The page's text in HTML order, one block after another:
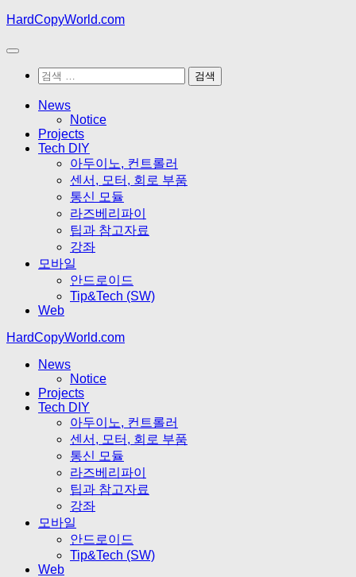
Skip
content
HardCopyWorld.com
검
News
Notice
Projects
Tech DIY
아두이노, 컨트롤러
센서, 모터, 회로 부품
통신 모듈
라즈베리파이
팁과 참고자료
강좌
모바일
안드로이드
Tip&Tech (SW)
Web
HardCopyWorld.com
News
Notice
Projects
Tech DIY
아두이노, 컨트롤러
센서, 모터, 회로 부품
통신 모듈
라즈베리파이
팁과 참고자료
강좌
모바일
안드로이드
Tip&Tech (SW)
Web